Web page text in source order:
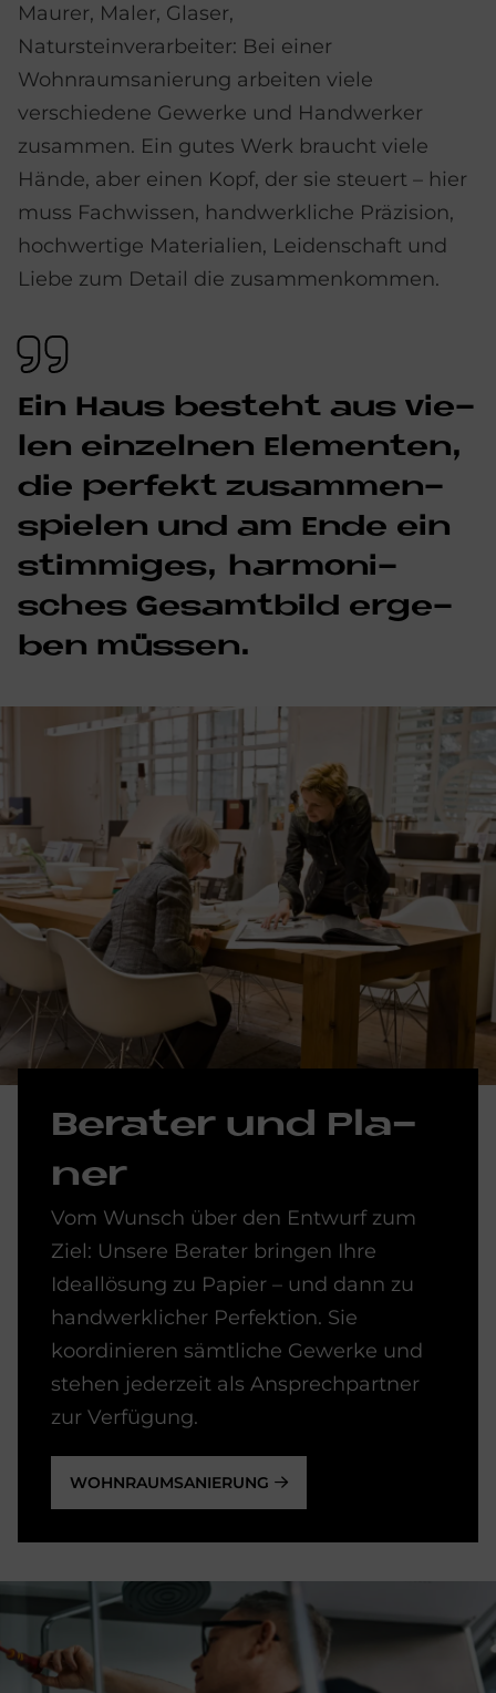
Maurer, Maler, Glaser,
Natursteinverarbeiter: Bei einer
Wohnraumsanierung arbeiten viele
verschiedene Gewerke und Handwerker
zusammen. Ein gutes Werk braucht viele
Hände, aber einen Kopf, der sie steuert – hier
muss Fachwissen, handwerkliche Präzision,
hochwertige Materialien, Leidenschaft und
Liebe zum Detail die zusammenkommen.
Ein Haus be­steht aus vie­
len ein­zel­nen Ele­men­ten,
die per­fe­kt zu­sam­men­
spie­len und am Ende ein
stim­mi­ges, har­mo­ni­
sches Ge­samt­bild er­ge­
ben müs­sen.
Be­ra­ter und Pla­
ner
Vom Wunsch über den Entwurf zum
Ziel: Unsere Berater bringen Ihre
Ideallösung zu Papier – und dann zu
handwerklicher Perfektion. Sie
koordinieren sämtliche Gewerke und
stehen jederzeit als Ansprechpartner
zur Verfügung.
WOHNRAUMSANIERUNG